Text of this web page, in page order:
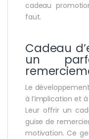
cadeau
faut.
Cadeau
un
Le
à l’implication et
Leur offrir un
guise de
motivation. Ce